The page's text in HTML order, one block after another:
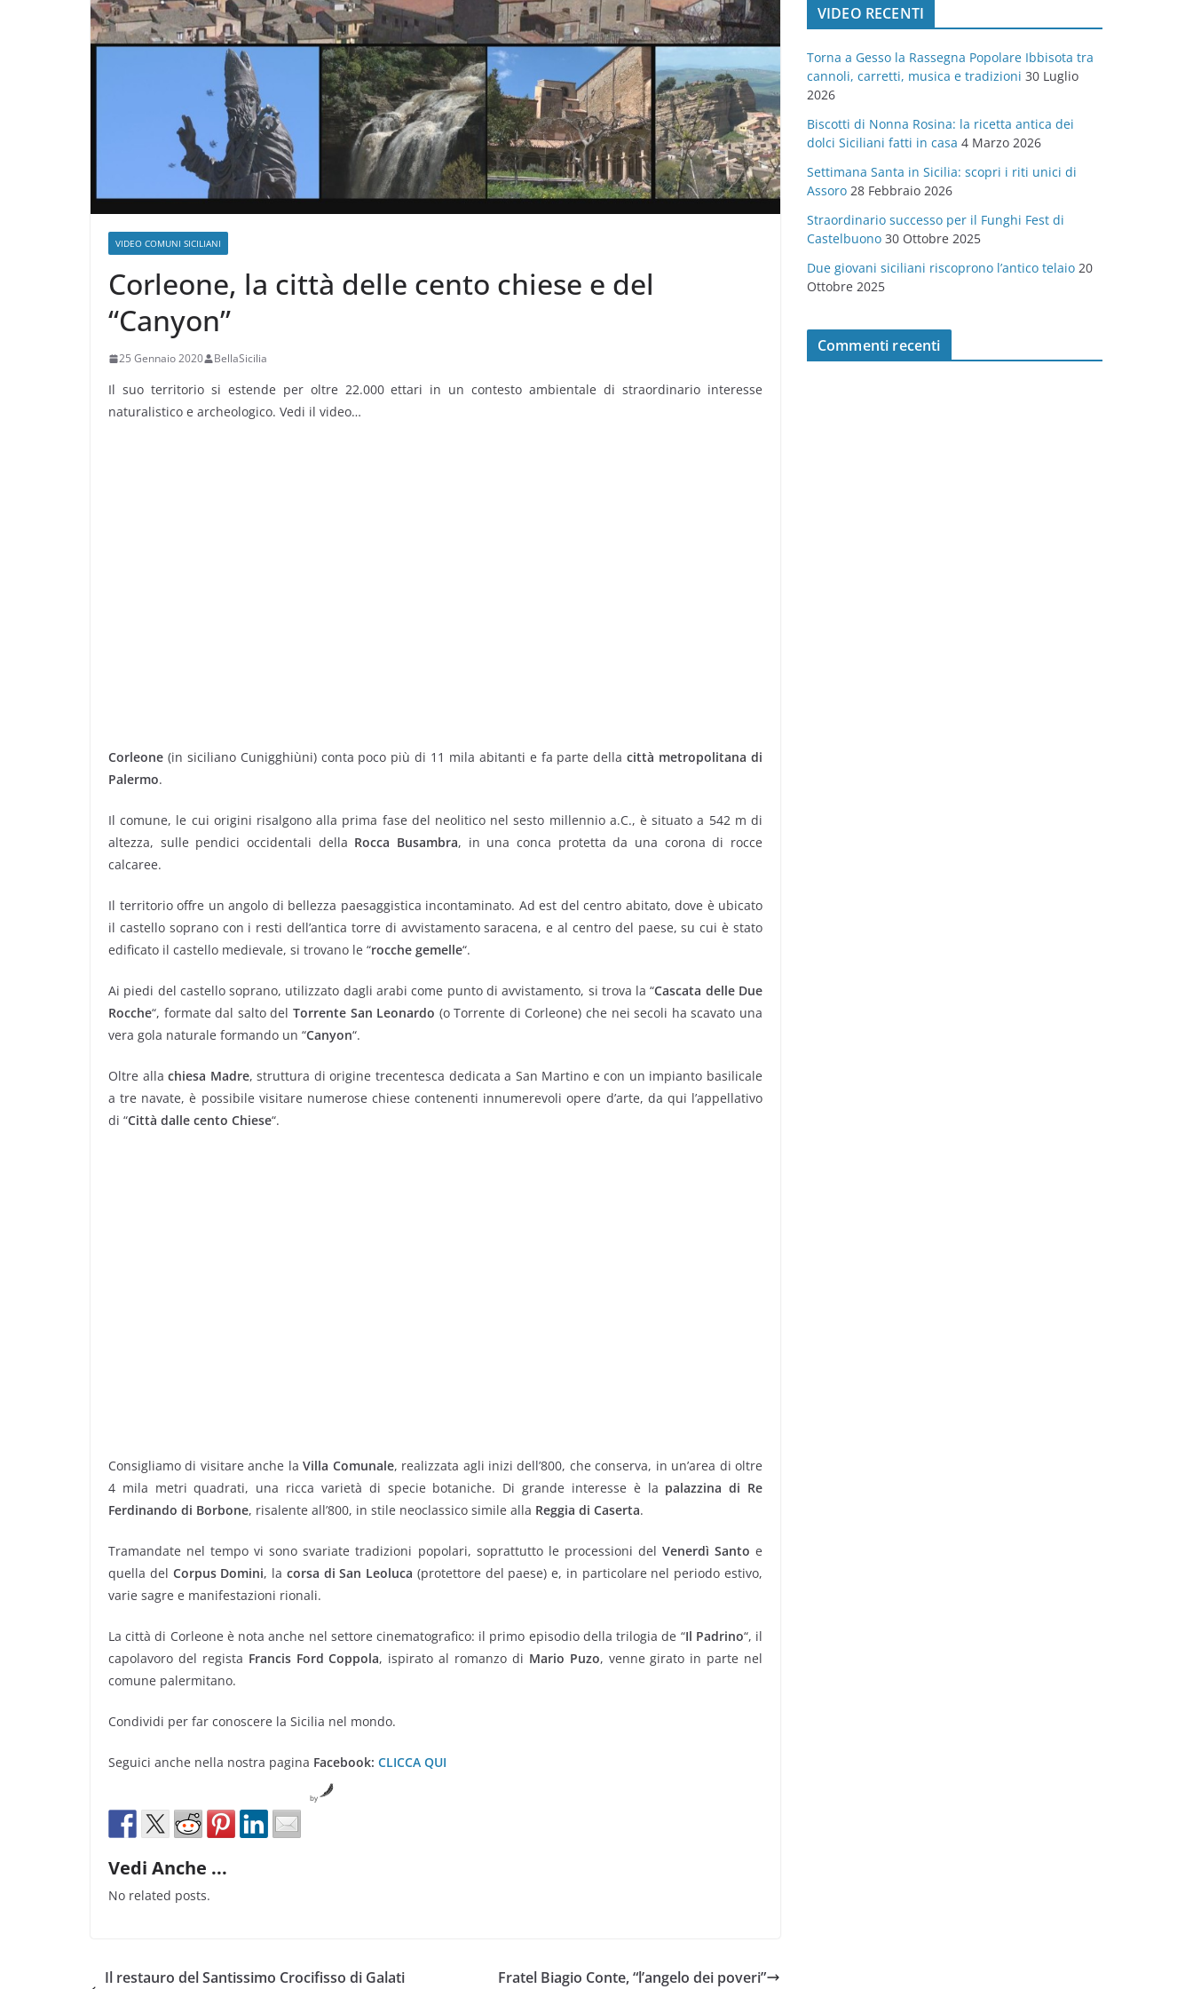
VIDEO COMUNI SICILIANI
Corleone, la città delle cento chiese e del
“Canyon”
25 Gennaio 2020 BellaSicilia
Il suo territorio si estende per oltre 22.000 ettari in un contesto ambientale di straordinario interesse
naturalistico e archeologico. Vedi il video…
Corleone (in siciliano Cunigghiùni) conta poco più di 11 mila abitanti e fa parte dellacittà metropolitana di
Palermo.
Il comune, le cui origini risalgono alla prima fase del neolitico nel sesto millennio a.C., è situato a 542 m di
altezza, sulle pendici occidentali della Rocca Busambra, in una conca protetta da una corona di rocce
calcaree.
Il territorio offre un angolo di bellezza paesaggistica incontaminato. Ad est del centro abitato, dove è ubicato
il castello soprano con i resti dell’antica torre di avvistamento saracena, e al centro del paese, su cui è stato
edificato il castello medievale, si trovano le “rocche gemelle“.
Ai piedi del castello soprano, utilizzato dagli arabi come punto di avvistamento, si trova la “Cascata delle Due
Rocche“, formate dal salto del Torrente San Leonardo (o Torrente di Corleone) che nei secoli ha scavato una
vera gola naturale formando un “Canyon“.
Oltre allachiesa Madre, struttura di origine trecentesca dedicata a San Martino e con un impianto basilicale
a tre navate, è possibile visitare numerose chiese contenenti innumerevoli opere d’arte, da qui l’appellativo
di “Città dalle cento Chiese“.
Consigliamo di visitare anche laVilla Comunale, realizzata agli inizi dell’800, che conserva, in un’area di oltre
4 mila metri quadrati, una ricca varietà di specie botaniche. Di grande interesse è la palazzina di Re
Ferdinando di Borbone, risalente all’800, in stile neoclassico simile alla Reggia di Caserta.
Tramandate nel tempo vi sono svariate tradizioni popolari, soprattutto le processioni del Venerdì Santo e
quella del Corpus Domini, la corsa di San Leoluca (protettore del paese) e, in particolare nel periodo estivo,
varie sagre e manifestazioni rionali.
La città di Corleone è nota anche nel settore cinematografico: il primo episodio della trilogia de “Il Padrino“, il
capolavoro del regista Francis Ford Coppola, ispirato al romanzo di Mario Puzo, venne girato in parte nel
comune palermitano.
Condividi per far conoscere la Sicilia nel mondo.
Seguici anche nella nostra pagina Facebook: CLICCA QUI
by
Vedi Anche ...
No related posts.
Il restauro del Santissimo Crocifisso di Galati Fratel Biagio Conte, “l’angelo dei poveri”
o
r
e
VIDEO RECENTI
Torna a Gesso la Rassegna Popolare Ibbisota tra
cannoli, carretti, musica e tradizioni 30 Luglio
2026
Biscotti di Nonna Rosina: la ricetta antica dei
dolci Siciliani fatti in casa 4 Marzo 2026
Settimana Santa in Sicilia: scopri i riti unici di
Assoro 28 Febbraio 2026
Straordinario successo per il Funghi Fest di
Castelbuono 30 Ottobre 2025
Due giovani siciliani riscoprono l’antico telaio 20
Ottobre 2025
Commenti recenti